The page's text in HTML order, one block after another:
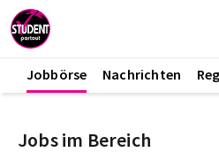
Jobbörse Nachrichten
Jobs im Bereich